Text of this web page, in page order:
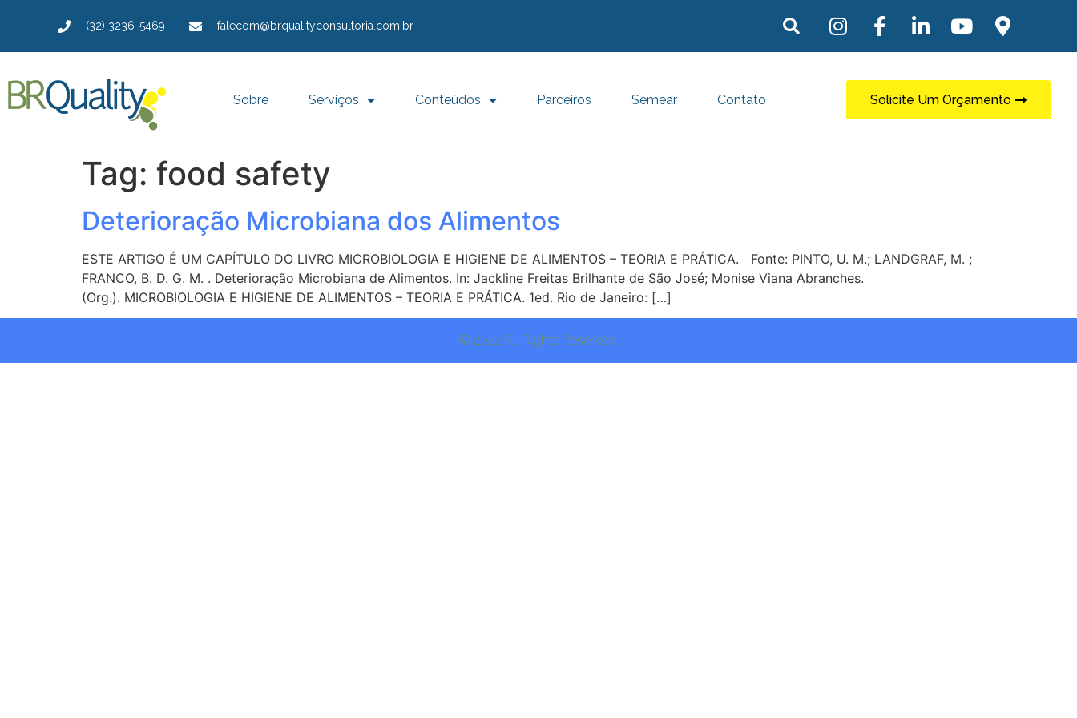
(32) 3236-5469 falecom@brqualityconsultoria.com.br
Sobre Serviços Conteúdos Parceiros Semear Contato Solicite Um Orçamento
Tag: food safety
Deterioração Microbiana dos Alimentos
ESTE ARTIGO É UM CAPÍTULO DO LIVRO MICROBIOLOGIA E HIGIENE DE ALIMENTOS – TEORIA E PRÁTICA. Fonte: PINTO, U. M.; LANDGRAF, M. ;
FRANCO, B. D. G. M. . Deterioração Microbiana de Alimentos. In: Jackline Freitas Brilhante de São José; Monise Viana Abranches.
(Org.). MICROBIOLOGIA E HIGIENE DE ALIMENTOS – TEORIA E PRÁTICA. 1ed. Rio de Janeiro: […]
© 2022 All Rights Reserved.